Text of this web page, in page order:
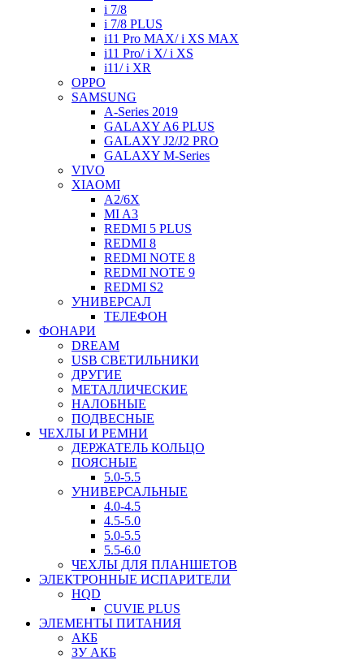
i 7/8
i 7/8 PLUS
i11 Pro MAX/ i XS MAX
i11 Pro/ i X/ i XS
i11/ i XR
OPPO
SAMSUNG
A-Series 2019
GALAXY A6 PLUS
GALAXY J2/J2 PRO
GALAXY M-Series
VIVO
XIAOMI
A2/6X
MI A3
REDMI 5 PLUS
REDMI 8
REDMI NOTE 8
REDMI NOTE 9
REDMI S2
УНИВЕРСАЛ
ТЕЛЕФОН
ФОНАРИ
DREAM
USB СВЕТИЛЬНИКИ
ДРУГИЕ
МЕТАЛЛИЧЕСКИЕ
НАЛОБНЫЕ
ПОДВЕСНЫЕ
ЧЕХЛЫ И РЕМНИ
ДЕРЖАТЕЛЬ КОЛЬЦО
ПОЯСНЫЕ
5.0-5.5
УНИВЕРСАЛЬНЫЕ
4.0-4.5
4.5-5.0
5.0-5.5
5.5-6.0
ЧЕХЛЫ ДЛЯ ПЛАНШЕТОВ
ЭЛЕКТРОННЫЕ ИСПАРИТЕЛИ
HQD
CUVIE PLUS
ЭЛЕМЕНТЫ ПИТАНИЯ
АКБ
ЗУ АКБ